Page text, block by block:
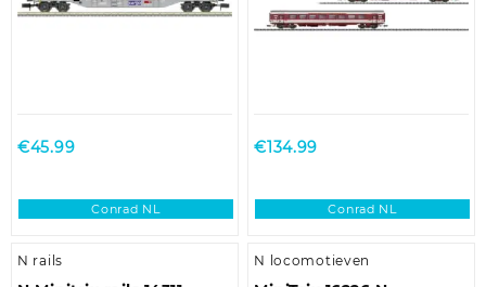
€45.99
Conrad NL
€134.99
Conrad NL
N rails N locomotieven